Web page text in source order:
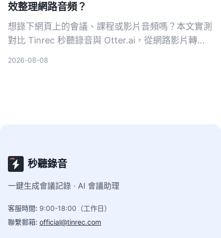
效整理網路音頻？
想錄下網頁上的會議、課程或影片音頻嗎？本文實測
對比 Tinrec 秒聽錄音與 Otter.ai，從網路影片轉
2026-08-08
秒聽錄音
一鍵生成會議記錄 · AI 會議助理
客服時間: 9:00-18:00（工作日）
聯繫郵箱: official@tinrec.com